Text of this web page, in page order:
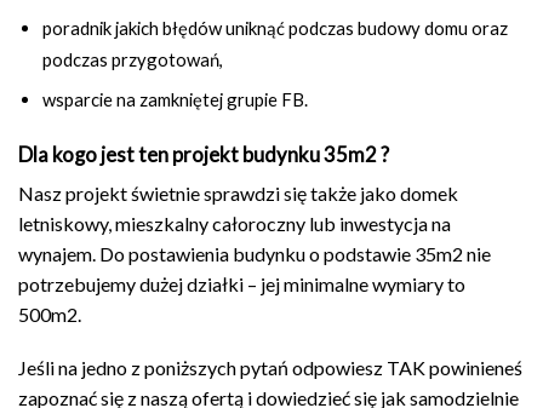
poradnik jakich błędów uniknąć podczas budowy domu oraz
podczas przygotowań,
wsparcie na zamkniętej grupie FB.
Dla kogo jest ten projekt budynku 35m2 ?
Nasz projekt świetnie sprawdzi się także jako domek
letniskowy, mieszkalny całoroczny lub inwestycja na
wynajem. Do postawienia budynku o podstawie 35m2 nie
potrzebujemy dużej działki – jej minimalne wymiary to
500m2.
Jeśli na jedno z poniższych pytań odpowiesz TAK powinieneś
zapoznać się z naszą ofertą i dowiedzieć się jak samodzielnie